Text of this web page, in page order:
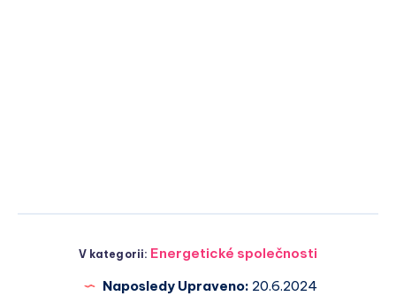
V kategorii: Energetické společnosti
Naposledy Upraveno: 20.6.2024